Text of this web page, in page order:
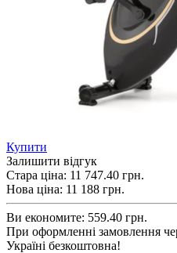
Купити
Залишити відгук
Стара ціна: 11 747.40 грн.
Нова ціна: 11 188 грн.
Ви економите: 559.40 грн.
При оформленні замовлення
Україні безкоштовна!